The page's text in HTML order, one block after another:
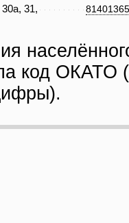
31,
код ОКАТО